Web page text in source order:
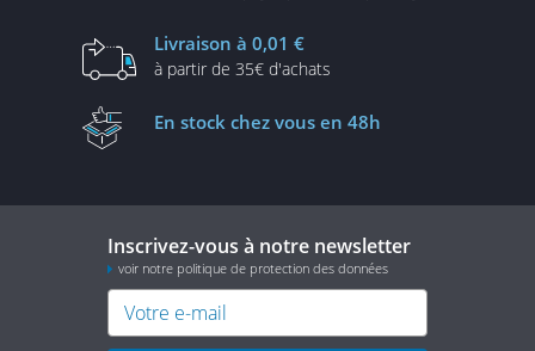
Livraison à 0,01 €
à partir de 35€ d'achats
En stock chez vous en 48h
Inscrivez-vous à notre newsletter
voir notre politique de protection des données